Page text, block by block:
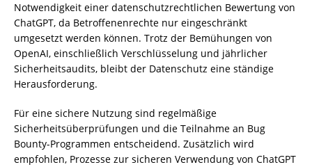
Notwendigkeit einer datenschutzrechtlichen Bewertung von
ChatGPT, da Betroffenenrechte nur eingeschränkt
umgesetzt werden können. Trotz der Bemühungen von
OpenAI, einschließlich Verschlüsselung und jährlicher
Sicherheitsaudits, bleibt der Datenschutz eine ständige
Herausforderung.
Für eine sichere Nutzung sind regelmäßige
Sicherheitsüberprüfungen und die Teilnahme an Bug
Bounty-Programmen entscheidend. Zusätzlich wird
empfohlen, Prozesse zur sicheren Verwendung von ChatGPT